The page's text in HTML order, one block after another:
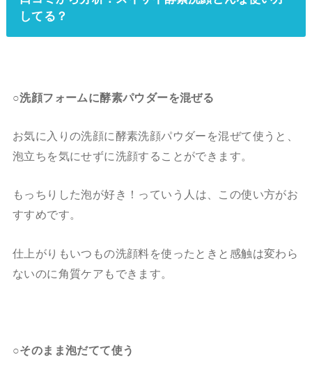
してる？
○洗顔フォームに酵素パウダーを混ぜる
お気に入りの洗顔に酵素洗顔パウダーを混ぜて使うと、
泡立ちを気にせずに洗顔することができます。
もっちりした泡が好き！ っていう人は、この使い方がお
すすめです。
仕上がりもいつもの洗顔料を使ったときと感触は変わら
ないのに角質ケアもできます。
○そのまま泡だてて使う